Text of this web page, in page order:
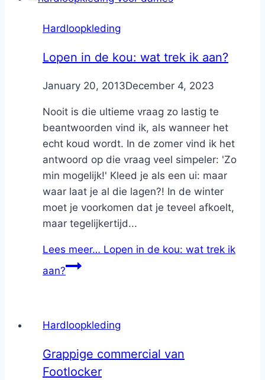
Hardloopkleding
Lopen in de kou: wat trek ik aan?
ByNicole
January 20, 2013December 4, 2023
Nooit is die ultieme vraag zo lastig te
beantwoorden vind ik, als wanneer het
echt koud wordt. In de zomer vind ik het
antwoord op die vraag veel simpeler: 'Zo
min mogelijk!' Kleed je als een ui: maar
waar laat je al die lagen?! In de winter
moet je voorkomen dat je teveel afkoelt,
maar tegelijkertijd...
Lees meer… Lopen in de kou: wat trek ik
aan?
Hardloopkleding
Grappige commercial van
Footlocker